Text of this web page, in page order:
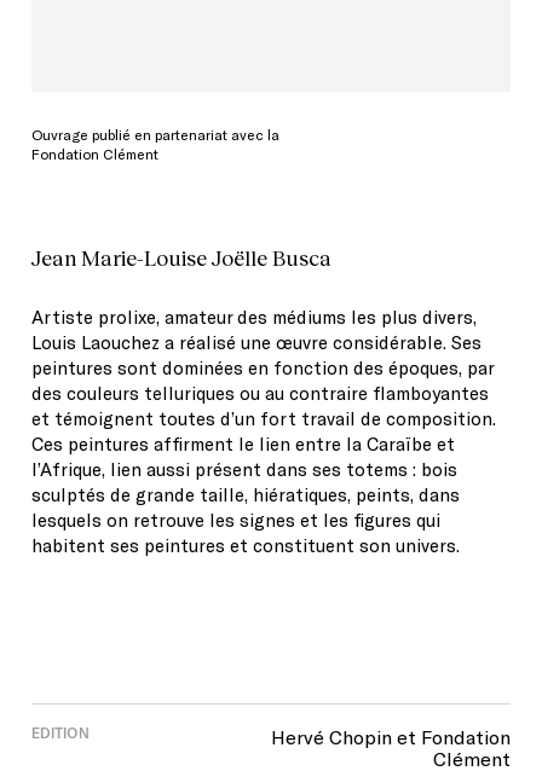
Ouvrage publié en partenariat avec la
Fondation Clément
Jean Marie-Louise Joëlle Busca
Artiste prolixe, amateur des médiums les plus divers,
Louis Laouchez a réalisé une œuvre considérable. Ses
peintures sont dominées en fonction des époques, par
des couleurs telluriques ou au contraire flamboyantes
et témoignent toutes d’un fort travail de composition.
Ces peintures affirment le lien entre la Caraïbe et
l’Afrique, lien aussi présent dans ses totems : bois
sculptés de grande taille, hiératiques, peints, dans
lesquels on retrouve les signes et les figures qui
habitent ses peintures et constituent son univers.
EDITION
Hervé Chopin et Fondation
Clément